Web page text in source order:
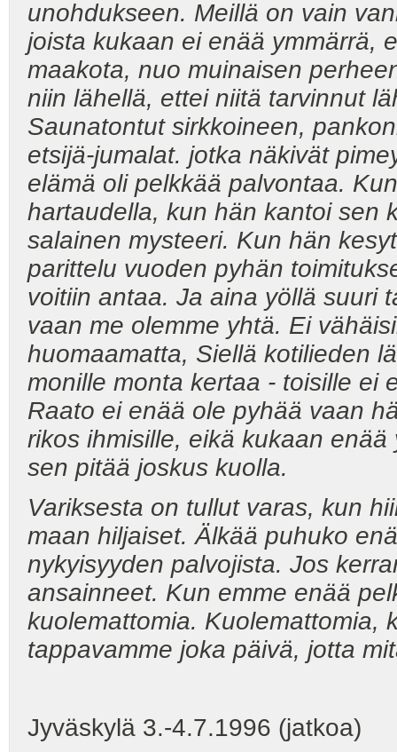
unohdukseen. Meillä on vain
joista kukaan ei enää ymmärrä,
maakota, nuo muinaisen
niin lähellä, ettei niitä tarvinnut
Saunatontut sirkkoineen,
etsijä-jumalat. jotka näkivät
elämä oli pelkkää palvontaa.
hartaudella, kun hän kantoi sen
salainen mysteeri. Kun hän
parittelu vuoden pyhän
voitiin antaa. Ja aina yöllä suuri
vaan me olemme yhtä. Ei
huomaamatta, Siellä kotilieden
monille monta kertaa - toisille ei
Raato ei enää ole pyhää vaan
rikos ihmisille, eikä kukaan
sen pitää joskus kuolla.
Variksesta on tullut varas, kun
maan hiljaiset. Älkää puhuko
nykyisyyden palvojista. Jos
ansainneet. Kun emme enää
kuolemattomia. Kuolemattomia,
tappavamme joka päivä, jotta
Jyväskylä 3.-4.7.1996 (jatkoa)